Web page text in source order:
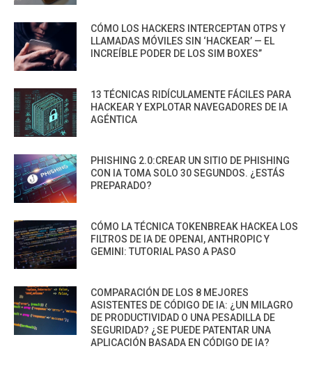
CÓMO LOS HACKERS INTERCEPTAN OTPS Y
LLAMADAS MÓVILES SIN ‘HACKEAR’ — EL
INCREÍBLE PODER DE LOS SIM BOXES”
13 TÉCNICAS RIDÍCULAMENTE FÁCILES PARA
HACKEAR Y EXPLOTAR NAVEGADORES DE IA
AGÉNTICA
PHISHING 2.0:CREAR UN SITIO DE PHISHING
CON IA TOMA SOLO 30 SEGUNDOS. ¿ESTÁS
PREPARADO?
CÓMO LA TÉCNICA TOKENBREAK HACKEA LOS
FILTROS DE IA DE OPENAI, ANTHROPIC Y
GEMINI: TUTORIAL PASO A PASO
COMPARACIÓN DE LOS 8 MEJORES
ASISTENTES DE CÓDIGO DE IA: ¿UN MILAGRO
DE PRODUCTIVIDAD O UNA PESADILLA DE
SEGURIDAD? ¿SE PUEDE PATENTAR UNA
APLICACIÓN BASADA EN CÓDIGO DE IA?